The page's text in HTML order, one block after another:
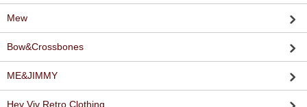
Mew
Bow&Crossbones
ME&JIMMY
Hey Viv Retro Clothing